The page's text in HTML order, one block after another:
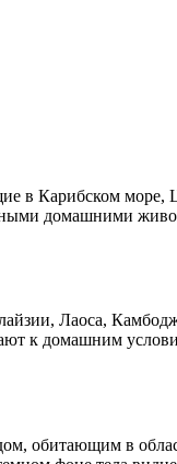
в Карибском
домашними
Лаоса,
к домашним
обитающим в